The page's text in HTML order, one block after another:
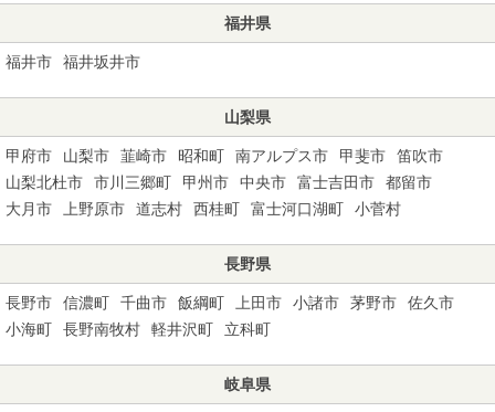
福井県
福井市 福井坂井市
山梨県
甲府市 山梨市 韮崎市 昭和町 南アルプス市 甲斐市
笛吹市
山梨北杜市
市川三郷町 甲州市 中央市 富士吉田市
都留市
大月市
上野原市 道志村 西桂町 富士河口湖町 小菅村
長野県
長野市 信濃町 千曲市 飯綱町 上田市 小諸市 茅野市
佐久市
小海町
長野南牧村 軽井沢町 立科町
岐阜県